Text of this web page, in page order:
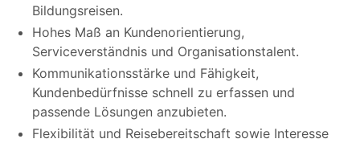
Bildungsreisen.
Hohes Maß an Kundenorientierung,
Serviceverständnis und Organisationstalent.
Kommunikationsstärke und Fähigkeit,
Kundenbedürfnisse schnell zu erfassen und
passende Lösungen anzubieten.
Flexibilität und Reisebereitschaft sowie Interesse